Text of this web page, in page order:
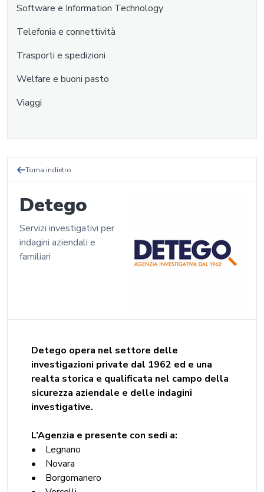
Software e Information Technology
Telefonia e connettività
Trasporti e spedizioni
Welfare e buoni pasto
Viaggi
Torna indietro
Detego
Servizi investigativi per
indagini aziendali e
familiari
Detego opera nel settore delle
investigazioni private dal 1962 ed e una
realta storica e qualificata nel campo della
sicurezza aziendale e delle indagini
investigative.
L’Agenzia e presente con sedi a:
• Legnano
• Novara
• Borgomanero